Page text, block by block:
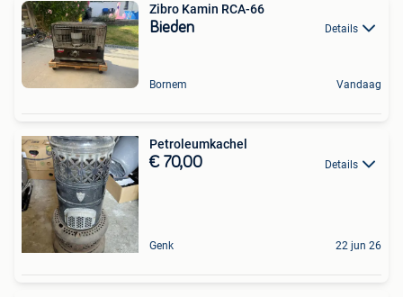
Zibro Kamin RCA-66
Bieden Details
Bornem Vandaag
Petroleumkachel
€ 70,00 Details
Genk 22 jun 26